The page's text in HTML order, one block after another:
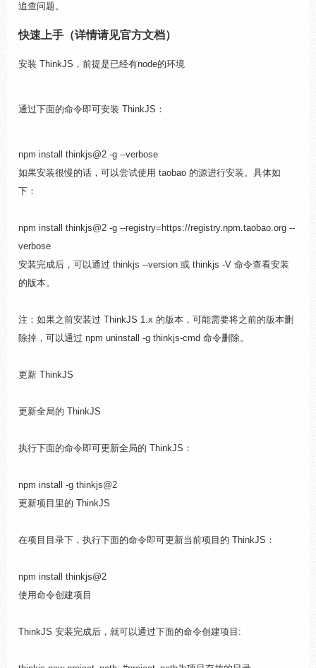
追查问题。
快速上手（详情请见官方文档）
安装 ThinkJS，前提是已经有node的环境
通过下面的命令即可安装 ThinkJS：
npm install thinkjs@2 -g --verbose
如果安装很慢的话，可以尝试使用 taobao 的源进行安装。具体如
下：
npm install thinkjs@2 -g --registry=https://registry.npm.taobao.org --
verbose
安装完成后，可以通过 thinkjs --version 或 thinkjs -V 命令查看安装
的版本。
注：如果之前安装过 ThinkJS 1.x 的版本，可能需要将之前的版本删
除掉，可以通过 npm uninstall -g thinkjs-cmd 命令删除。
更新 ThinkJS
更新全局的 ThinkJS
执行下面的命令即可更新全局的 ThinkJS：
npm install -g thinkjs@2
更新项目里的 ThinkJS
在项目目录下，执行下面的命令即可更新当前项目的 ThinkJS：
npm install thinkjs@2
使用命令创建项目
ThinkJS 安装完成后，就可以通过下面的命令创建项目: